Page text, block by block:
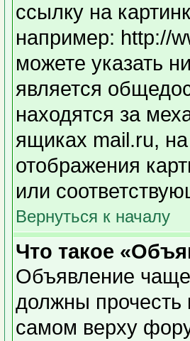
ссылку на
например: http://
можете указать
является
находятся за
ящиках mail.ru,
отображения
или
Вернуться к началу
Что такое
Объявление
должны прочесть
самом верху